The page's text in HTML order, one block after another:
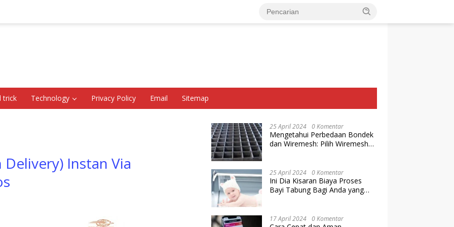
trick Technology Privacy Policy Email Sitemap
Delivery) Instan Via
25 April 2024 0 Komentar
Mengetahui Perbedaan Bondek
dan Wiremesh: Pilih Wiremesh
25 April 2024 0 Komentar
Ini Dia Kisaran Biaya Proses
Bayi Tabung Bagi Anda yang
17 April 2024 0 Komentar